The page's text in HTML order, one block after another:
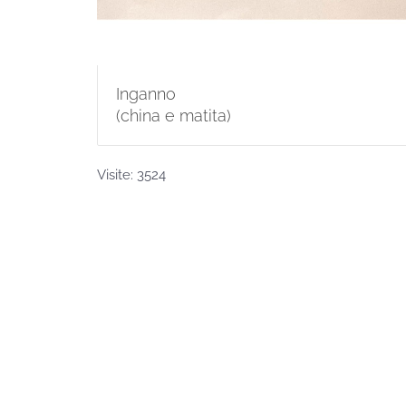
Inganno
(china e matita)
Visite: 3524